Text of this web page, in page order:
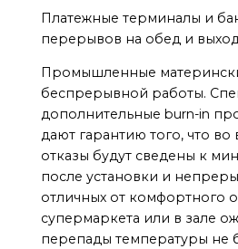
Платежные терминалы и
перерывов на обед и
Промышленные
беспрерывной работы.
дополнительные burn-in
дают гарантию того, что
отказы будут сведены к
после установки и
отличных от комфортного
супермаркета или в зале
перепады температуры не